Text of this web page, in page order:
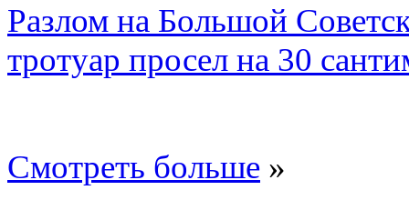
Разлом на Большой
тротуар просел на 30
Смотреть больше »